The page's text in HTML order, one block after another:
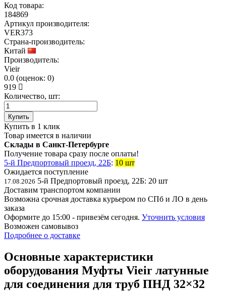
Код товара:
184869
Артикул производителя:
VER373
Страна-производитель:
Китай
Производитель:
Vieir
0.0 (оценок: 0)
919
Количество, шт:
Купить
Купить в 1 клик
Товар имеется в наличии
Склады в Санкт-Петербурге
Получение товара сразу после оплаты!
5-й Предпортовый проезд, 22Б: 10 шт
Ожидается поступление
17.08.2026 5-й Предпортовый проезд, 22Б: 20 шт
Доставим транспортом компании
Возможна срочная доставка курьером по СПб и ЛО в день
заказа
Оформите до 15:00 - привезём сегодня. Уточнить условия
Возможен самовывоз
Подробнее о доставке
Основные характеристики
оборудования Муфты Vieir латунные
для соединения для труб ПНД 32×32